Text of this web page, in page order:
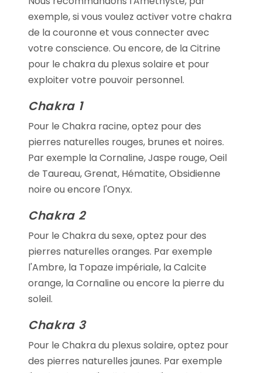
exemple, si vous voulez activer votre chakra
de la couronne et vous connecter avec
votre conscience. Ou encore, de la Citrine
pour le chakra du plexus solaire et pour
exploiter votre pouvoir personnel.
Chakra 1
Pour le Chakra racine, optez pour des
pierres naturelles rouges, brunes et noires.
Par exemple la Cornaline, Jaspe rouge, Oeil
de Taureau, Grenat, Hématite, Obsidienne
noire ou encore l'Onyx.
Chakra 2
Pour le Chakra du sexe, optez pour des
pierres naturelles oranges. Par exemple
l'Ambre, la Topaze impériale, la Calcite
orange, la Cornaline ou encore la pierre du
soleil.
Chakra 3
Pour le Chakra du plexus solaire, optez pour
des pierres naturelles jaunes. Par exemple